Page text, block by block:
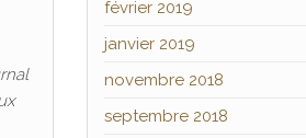
février 2019
janvier 2019
novembre 2018
septembre 2018